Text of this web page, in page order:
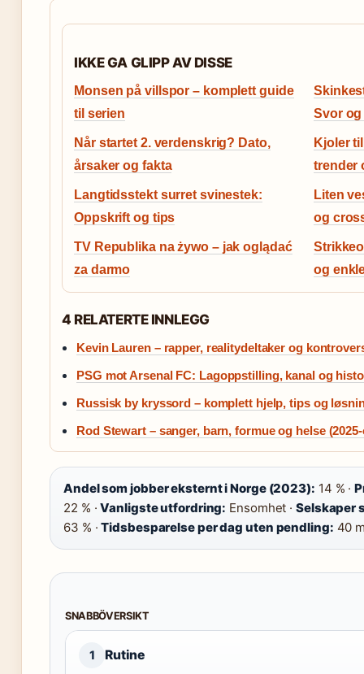
IKKE GA GLIPP AV DISSE
Monsen på villspor – komplett guide
til serien
Svor
Når startet 2. verdenskrig? Dato,
årsaker og fakta
Kjoler
trender
Langtidsstekt surret svinestek:
Oppskrift og tips
Liten
og
TV Republika na żywo – jak oglądać
za darmo
og
4 RELATERTE INNLEGG
Kevin Lauren – rapper, realitydeltaker og
PSG mot Arsenal FC: Lagoppstilling, kanal og
Russisk by kryssord – komplett hjelp, tips og
Rod Stewart – sanger, barn, formue og helse
Andel som jobber eksternt i Norge (2023): 14 % ·
22 % ·Vanligste utfordring: Ensomhet ·Selskaper
63 % ·Tidsbesparelse per dag uten pendling: 40
SNABBÖVERSIKT
1 Rutine